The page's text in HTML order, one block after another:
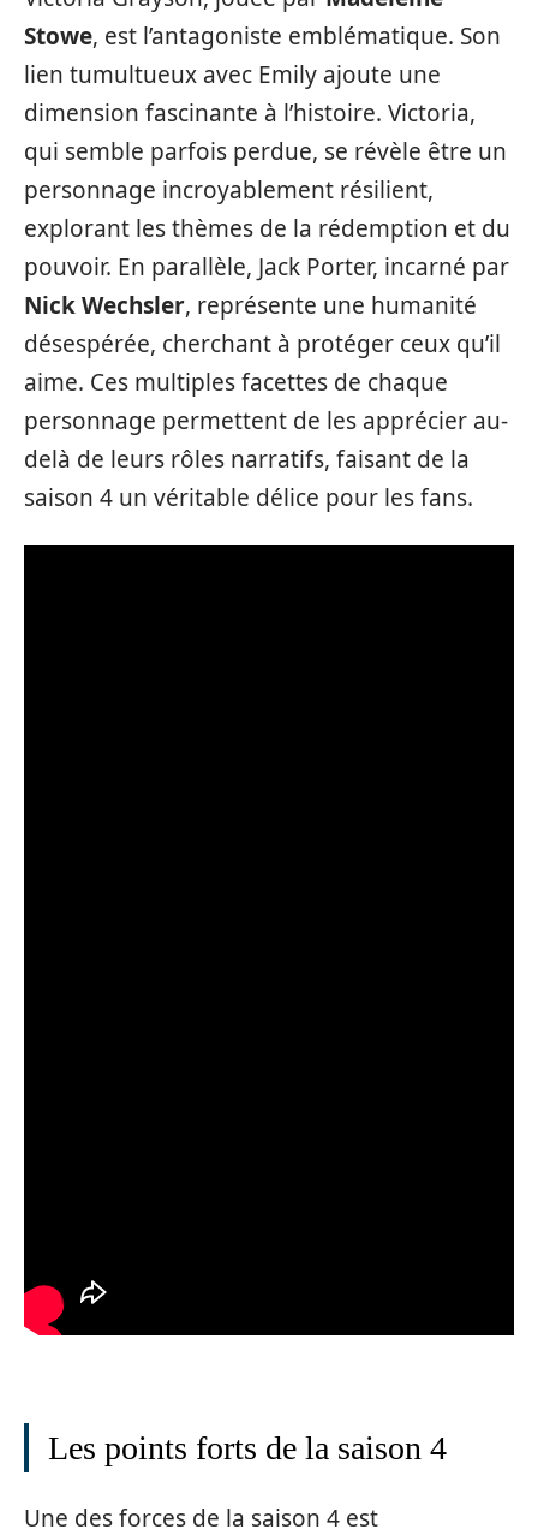
Stowe, est l’antagoniste emblématique. Son
lien tumultueux avec Emily ajoute une
dimension fascinante à l’histoire. Victoria,
qui semble parfois perdue, se révèle être un
personnage incroyablement résilient,
explorant les thèmes de la rédemption et du
pouvoir. En parallèle, Jack Porter, incarné par
Nick Wechsler, représente une humanité
désespérée, cherchant à protéger ceux qu’il
aime. Ces multiples facettes de chaque
personnage permettent de les apprécier au-
delà de leurs rôles narratifs, faisant de la
saison 4 un véritable délice pour les fans.
Les points forts de la saison 4
Une des forces de la saison 4 est